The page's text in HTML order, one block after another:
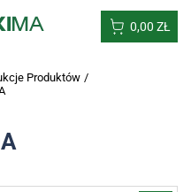
0,00 ZŁ
Produktów /